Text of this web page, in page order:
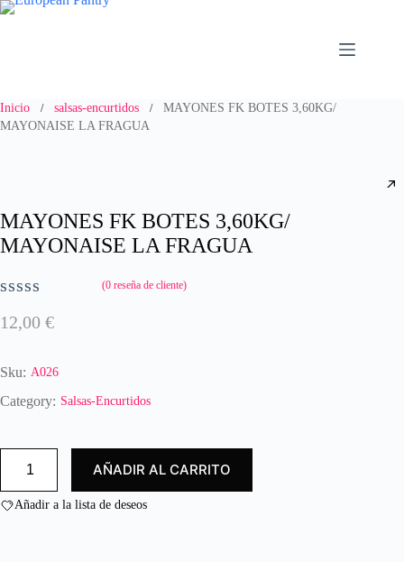
Saltar
Inicio / salsas-encurtidos /
MAYONES FK BOTES 3,60KG/
MAYONAISE LA FRAGUA
MAYONES FK BOTES 3,60KG/
MAYONAISE LA FRAGUA
V
a
o
a
n
0
(0 reseña de cliente)
12,00 €
Sku: A026
Category: Salsas-Encurtidos
3,60KG/
AÑADIR AL CARRITO
Añadir a la lista de deseos